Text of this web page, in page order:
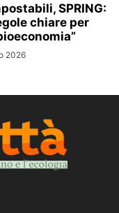
SPRING:
chiare per
2026